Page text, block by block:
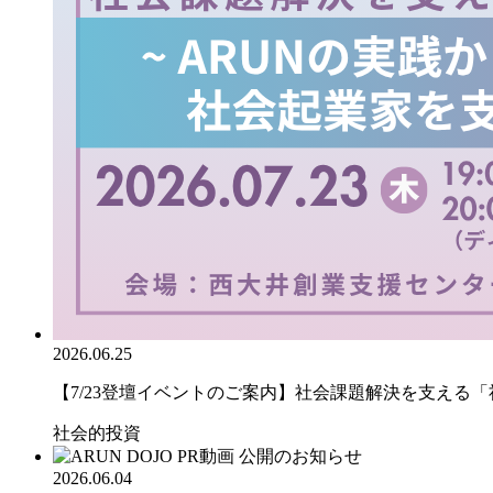
2026.06.25
【7/23登壇イベントのご案内】社会課題解決を支える「
社会的投資
2026.06.04